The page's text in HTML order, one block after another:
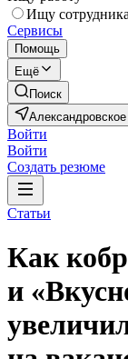
Ищу сотрудника
Сервисы
Помощь
Ещё
Поиск
Войти
Войти
Создать резюме
Статьи
Как
и